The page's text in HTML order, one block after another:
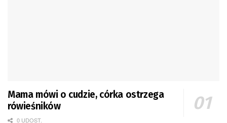
Mama mówi o cudzie, córka ostrzega
rówieśników
0 UDOST.